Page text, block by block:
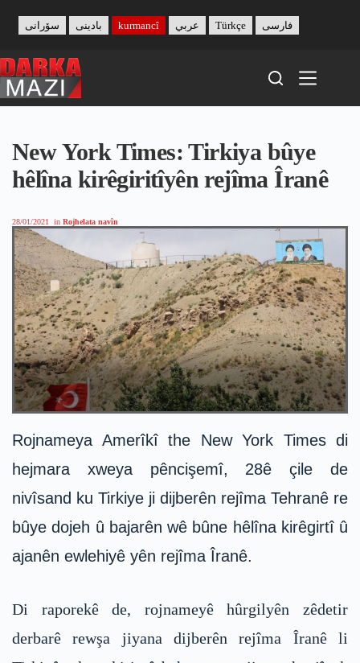
content
بادینی سۆرانی kurmancî عربي Türkçe فارسی
New York Times: Tirkiya bûye
hêlîna kirêgiritîyên rejîma Îranê
28/01/2021 in Rojhelata navîn
Rojnameya Amerîkî the New York Times di
hejmara xweya pêncişemî, 28ê çile de
nivîsand ku Tirkiye ji dijberên rejîma Tehranê re
bûye dojeh û bajarên wê bûne hêlîna kirêgirtî û
ajanên ewlehiyê yên rejîma Îranê.
Di raporekê de, rojnameyê hûrgilyên zêdetir
derbarê rewşa jiyana dijberên rejîma Îranê li